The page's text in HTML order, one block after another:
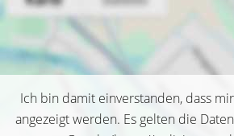
Ich bin damit einverstanden, dass
angezeigt werden. Es gelten die